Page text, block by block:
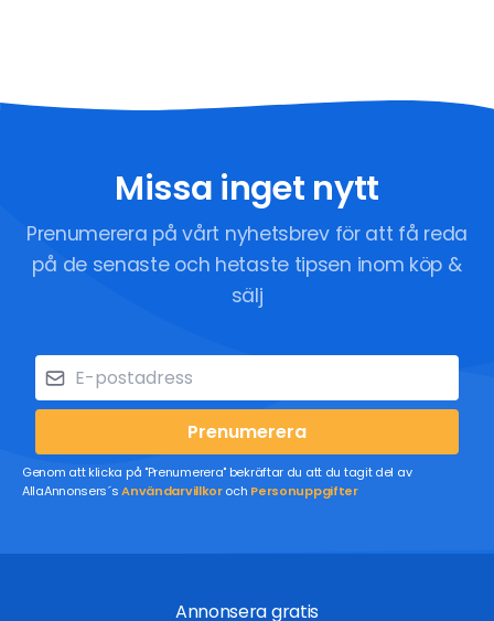
Missa inget nytt
Prenumerera på vårt nyhetsbrev för att få reda
på de senaste och hetaste tipsen inom köp &
sälj
Prenumerera
Genom att klicka på "Prenumerera" bekräftar du att du tagit del av
AllaAnnonsers´sAnvändarvillkoroch Personuppgifter
Annonsera gratis